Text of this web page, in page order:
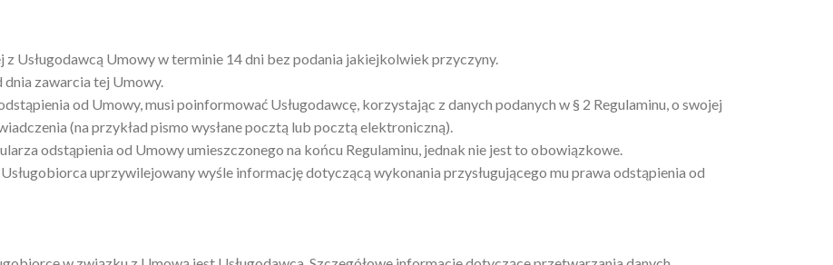
Usługodawcą Umowy w terminie 14 dni bez podania jakiejkolwiek przyczyny.
dnia zawarcia tej Umowy.
od Umowy, musi poinformować Usługodawcę, korzystając z danych podanych w § 2 Regulaminu, o swojej
(na przykład pismo wysłane pocztą lub pocztą elektroniczną).
odstąpienia od Umowy umieszczonego na końcu Regulaminu, jednak nie jest to obowiązkowe.
uprzywilejowany wyśle informację dotyczącą wykonania przysługującego mu prawa odstąpienia od